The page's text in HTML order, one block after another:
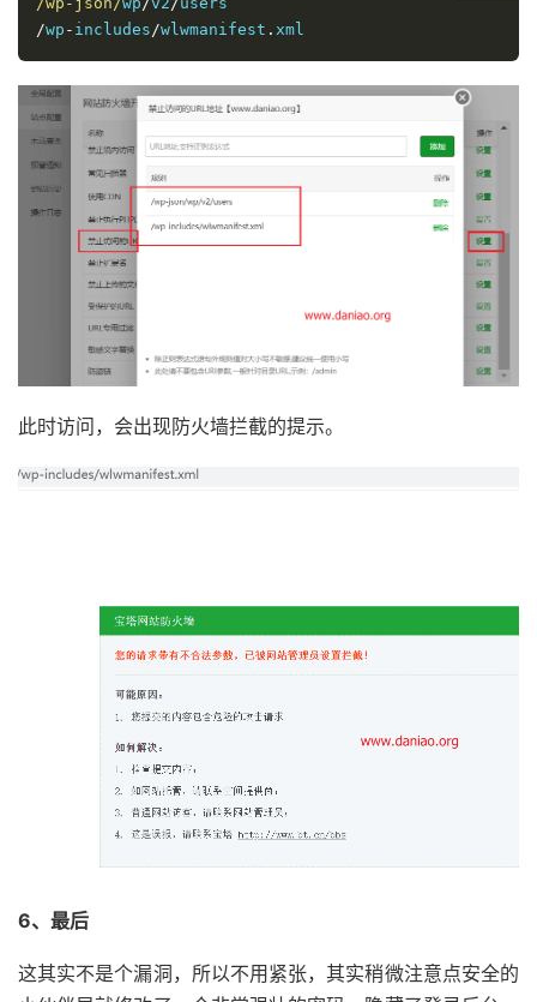
/wp - includes/wlwmanifest . xml
此时访问，会出现防火墙拦截的提示。
6、最后
这其实不是个漏洞，所以不用紧张，其实稍微注意点安全的